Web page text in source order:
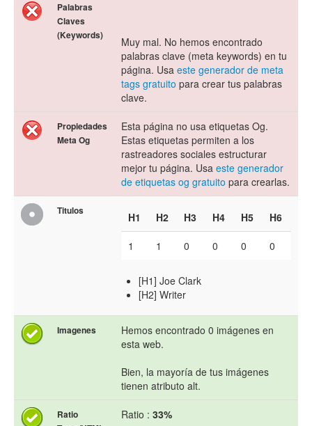
Palabras
Claves
(Keywords)
Muy mal. No hemos encontrado
palabras clave (meta keywords) en tu
página. Usa este generador de meta
tags gratuito para crear tus palabras
clave.
Propiedades
Meta Og
Esta página no usa etiquetas Og.
Estas etiquetas permiten a los
rastreadores sociales estructurar
mejor tu página. Usa este generador
de etiquetas og gratuito para crearlas.
Titulos H1 H2 H3 H4 H5 H6
1 1 0 0 0 0
[H1] Joe Clark
[H2] Writer
Imagenes
Hemos encontrado 0 imágenes en
esta web.
Bien, la mayoría de tus imágenes
tienen atributo alt.
Ratio
Ratio : 33%